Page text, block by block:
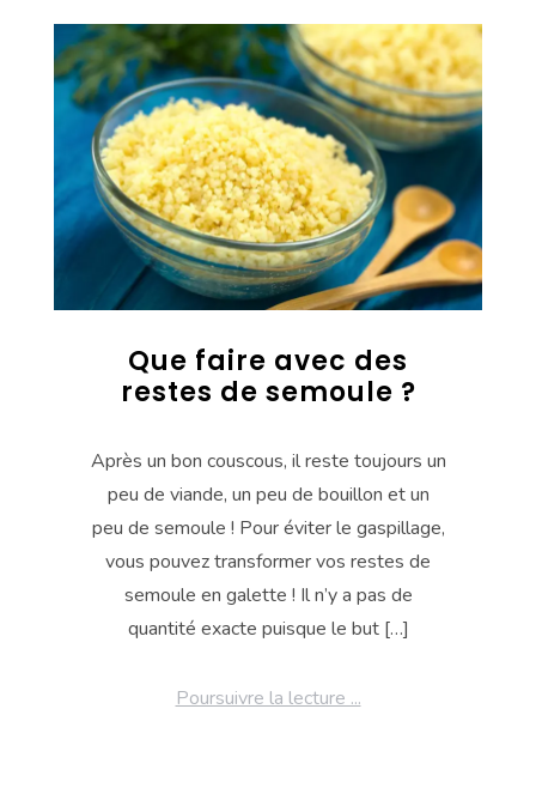
Que faire avec des
restes de semoule ?
Après un bon couscous, il reste toujours un
peu de viande, un peu de bouillon et un
peu de semoule ! Pour éviter le gaspillage,
vous pouvez transformer vos restes de
semoule en galette ! Il n’y a pas de
quantité exacte puisque le but […]
Poursuivre la lecture ...